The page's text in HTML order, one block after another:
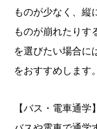
ものが少なく、縦
ものが崩れたりす
を選びたい場合に
をおすすめします。
【バス・電車通学】